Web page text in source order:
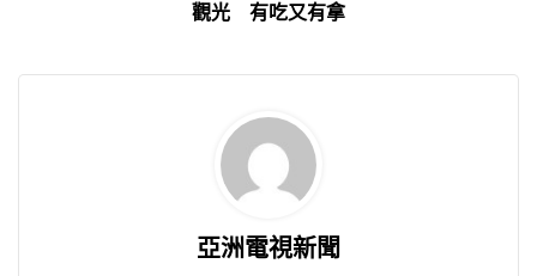
觀光 有吃又有拿
亞洲電視新聞